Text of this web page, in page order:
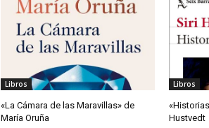
Libros
«La Cámara de las Maravillas» de
María Oruña
Libros
Hustvedt